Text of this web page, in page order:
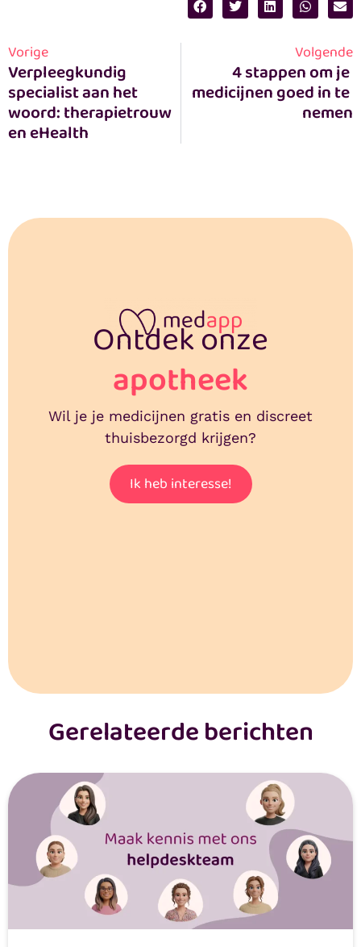
Vorige
Verpleegkundig
specialist aan het
woord: therapietrouw
en eHealth
Volgende
4 stappen om je
medicijnen goed in te
nemen
Ontdek onze
apotheek
Wil je je medicijnen gratis en discreet
thuisbezorgd krijgen?
Ik heb interesse!
Gerelateerde berichten